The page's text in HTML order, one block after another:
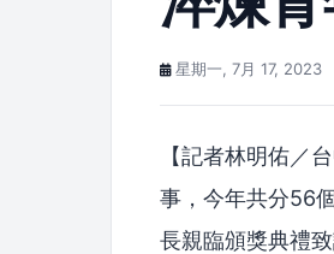
星期一, 7月 17, 2023
【記者林明佑／
事，今年共分56
長親臨頒獎典禮